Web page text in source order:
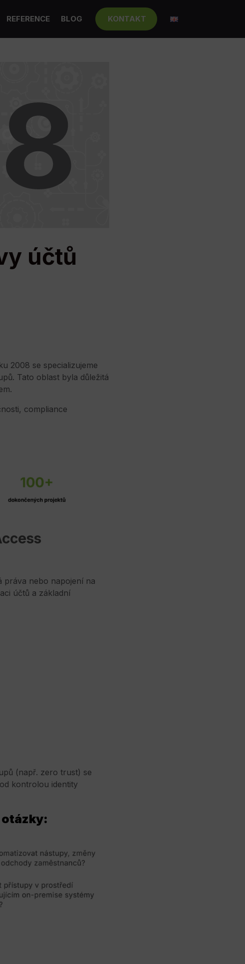
REFERENCE BLOG KONTAKT
účtů
2008 se specializujeme
Tato oblast byla důležitá
compliance
práva nebo napojení na
účtů a základní
(např. zero trust) se
kontrolou identity